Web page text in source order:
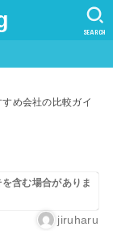
SEARCH
め会社の比較ガイ
含む場合がありま
jiruharu